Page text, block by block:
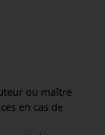
ou maître
en cas de